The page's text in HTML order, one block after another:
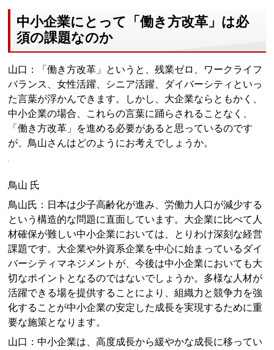
中小企業にとって「働き方改革」は必
須の課題なのか
山口：「働き方改革」というと、残業ゼロ、ワークライフ
バランス、女性活躍、シニア活躍、ダイバーシティといっ
た言葉が浮かんできます。しかし、大企業ならともかく、
中小企業の場合、これらの言葉に踊らされることなく、
「働き方改革」を進める必要があると思っているのです
が、鳥山さんはどのようにお考えでしょうか。
鳥山 氏
鳥山氏：日本は少子高齢化が進み、労働力人口が減少する
という構造的な問題に直面しています。大企業に比べて人
材確保が難しい中小企業においては、とりわけ深刻な経営
課題です。大企業や外資系企業を中心に始まっているダイ
バーシティマネジメントが、今後は中小企業においても大
切なポイントとなるのではないでしょうか。多様な人材が
活躍できる場を提供することにより、組織力と競争力を強
化することが中小企業の安定した成長を実現するために重
要な施策となります。
山口：中小企業は、高度成長から緩やかな成長に移ってい